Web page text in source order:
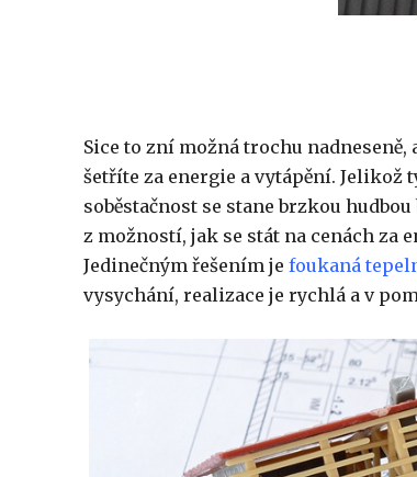
Sice to zní možná trochu
šetříte za energie a vytápění. Jelikož
soběstačnost se stane brzkou
z možností, jak se stát na cenách za
Jedinečným řešením je foukaná
vysychání, realizace je rychlá a v